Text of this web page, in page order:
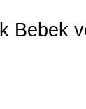
Bebek